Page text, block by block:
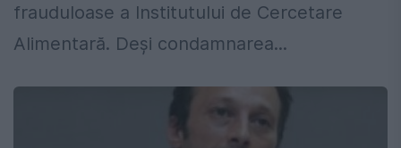
frauduloase a Institutului de Cercetare
Alimentară. Deși condamnarea...